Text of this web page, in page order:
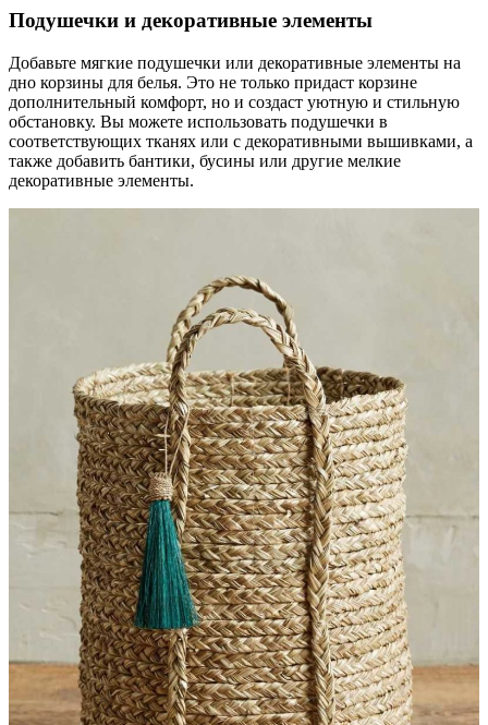
Подушечки и декоративные элементы
Добавьте мягкие подушечки или декоративные элементы на
дно корзины для белья. Это не только придаст корзине
дополнительный комфорт, но и создаст уютную и стильную
обстановку. Вы можете использовать подушечки в
соответствующих тканях или с декоративными вышивками, а
также добавить бантики, бусины или другие мелкие
декоративные элементы.